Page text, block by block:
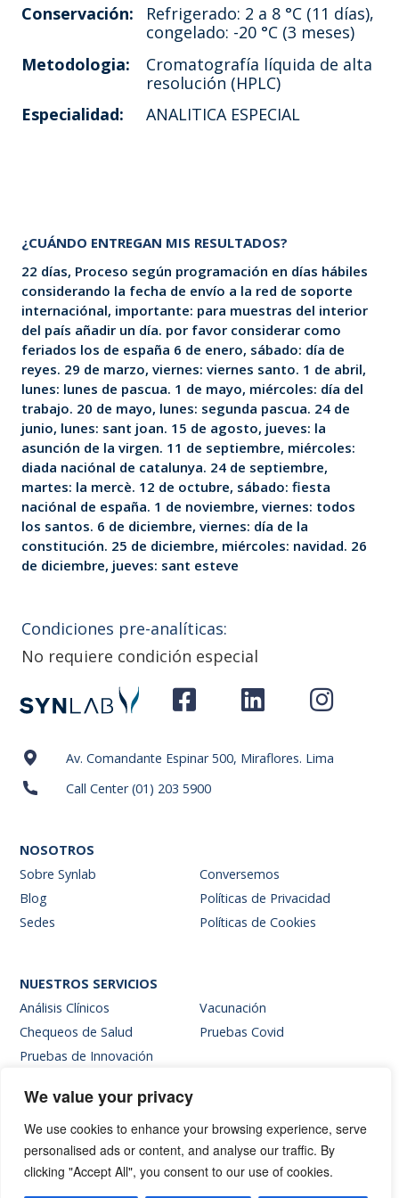
We value your privacy
We use cookies to enhance your browsing experience, serve
personalised ads or content, and analyse our traffic. By
clicking "Accept All", you consent to our use of cookies.
Conservación:
Refrigerado: 2 a 8 °C (11 días),
congelado: -20 °C (3 meses)
Metodologia:
Cromatografía líquida de alta
resolución (HPLC)
Especialidad:
ANALITICA ESPECIAL
¿CUÁNDO ENTREGAN MIS RESULTADOS?
22 días, Proceso según programación en días hábiles
considerando la fecha de envío a la red de soporte
internaciónal, importante: para muestras del interior
del país añadir un día. por favor considerar como
feriados los de españa 6 de enero, sábado: día de
reyes. 29 de marzo, viernes: viernes santo. 1 de abril,
lunes: lunes de pascua. 1 de mayo, miércoles: día del
trabajo. 20 de mayo, lunes: segunda pascua. 24 de
junio, lunes: sant joan. 15 de agosto, jueves: la
asunción de la virgen. 11 de septiembre, miércoles:
diada naciónal de catalunya. 24 de septiembre,
martes: la mercè. 12 de octubre, sábado: fiesta
naciónal de españa. 1 de noviembre, viernes: todos
los santos. 6 de diciembre, viernes: día de la
constitución. 25 de diciembre, miércoles: navidad. 26
de diciembre, jueves: sant esteve
Condiciones pre-analíticas:
No requiere condición especial
Av. Comandante Espinar 500, Miraflores. Lima
Call Center (01) 203 5900
NOSOTROS
Sobre Synlab
Blog
Sedes
Conversemos
Políticas de Privacidad
Políticas de Cookies
NUESTROS SERVICIOS
Análisis Clínicos
Chequeos de Salud
Pruebas de Innovación
Vacunación
Pruebas Covid
Web de resultados